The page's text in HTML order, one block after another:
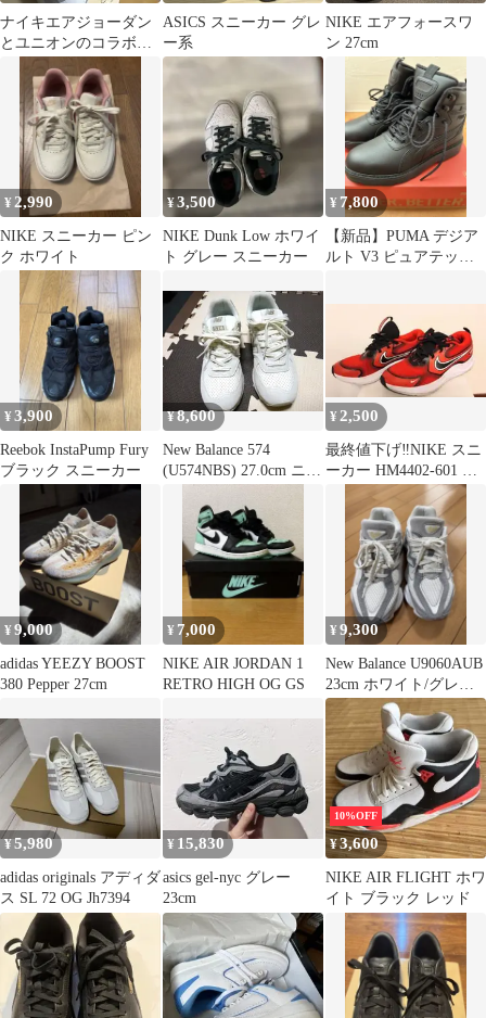
ナイキエアジョーダン
とユニオンのコラボス
ASICS スニーカー グレ
ー系
NIKE エアフォースワ
ン 27cm
¥ 2,990
NIKE スニーカー ピン
ク ホワイト
¥3,500
NIKE Dunk Low ホワイ
ト グレー スニーカー
¥ 7,800
【新品】PUMA デジア
ルト V3 ピュアテック
¥3,900
Reebok InstaPump Fury
ブラック スニーカー
¥8,600
New Balance 574
(U574NBS) 27.0cm ニュ
¥ 2,500
最終値下げ‼️NIKE スニ
ーカー HM4402-601 レ
¥9,000
adidas YEEZY BOOST
380 Pepper 27cm
¥ 7,000
NIKE AIR JORDAN 1
RETRO HIGH OG GS
¥9,300
New Balance U9060AUB
23cm ホワイト/グレー
スニーカー
¥5,980
adidas originals アディダ
ス SL 72 OG Jh7394
¥ 15,830
asics gel-nyc グレー
23cm
10%OFF
¥3,600
NIKE AIR FLIGHT ホワ
イト ブラック レッド